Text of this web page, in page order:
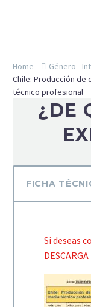
Home
Género -
Chile: Producción de
técnico profesional
¿DE
FICHA
Si deseas